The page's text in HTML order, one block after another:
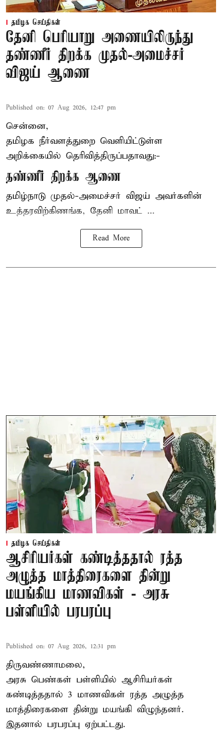
தமிழக செய்திகள்
தேனி பெரியாறு அணையிலிருந்து
தண்ணீர் திறக்க முதல்-அமைச்சர்
விஜய் ஆணை
Published on: 07 Aug 2026, 12:47 pm
சென்னை,
தமிழக நீர்வளத்துறை வெளியிட்டுள்ள
அறிக்கையில் தெரிவித்திருப்பதாவது:-
தண்ணீர் திறக்க ஆணை
தமிழ்நாடு முதல்-அமைச்சர் விஜய் அவர்களின்
உத்தரவிற்கிணங்க, தேனி மாவட் ...
Read More
தமிழக செய்திகள்
ஆசிரியர்கள் கண்டித்ததால் ரத்த
அழுத்த மாத்திரைகளை தின்று
மயங்கிய மாணவிகள் - அரசு
பள்ளியில் பரபரப்பு
Published on: 07 Aug 2026, 12:31 pm
திருவண்ணாமலை,
அரசு பெண்கள் பள்ளியில் ஆசிரியர்கள்
கண்டித்ததால் 3 மாணவிகள் ரத்த அழுத்த
மாத்திரைகளை தின்று மயங்கி விழுந்தனர்.
இதனால் பரபரப்பு ஏற்பட்டது.